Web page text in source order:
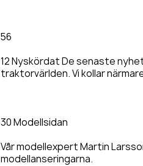
56
12 Nyskördat De senaste
traktorvärlden. Vi kollar
30 Modellsidan
Vår modellexpert Martin
modellanseringarna.